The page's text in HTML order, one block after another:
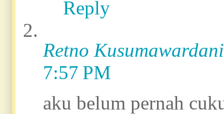
Reply
Retno Kusumawardani
7:57 PM
aku belum pernah